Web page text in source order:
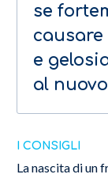
se
e
al
I CONSIGLI
La nascita di un